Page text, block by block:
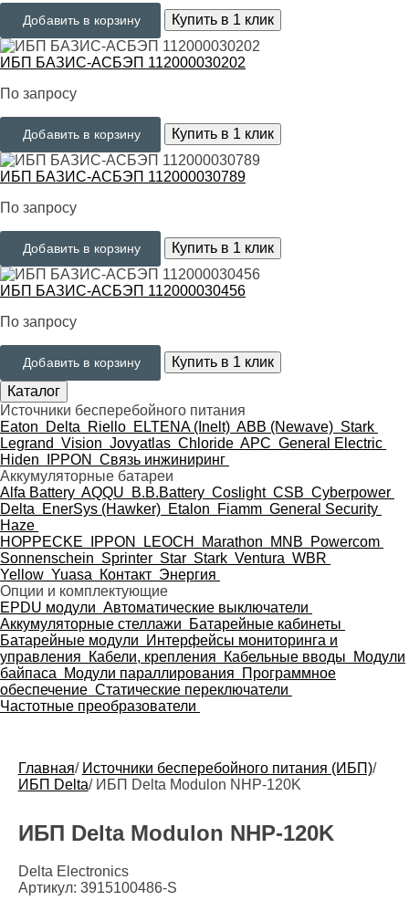
Добавить в корзину Купить в 1 клик
ИБП БАЗИС-АСБЭП 112000030202
По запросу
Добавить в корзину Купить в 1 клик
ИБП БАЗИС-АСБЭП 112000030789
По запросу
Добавить в корзину Купить в 1 клик
ИБП БАЗИС-АСБЭП 112000030456
По запросу
Добавить в корзину
Купить в 1 клик
Каталог
Источники бесперебойного питания
Eaton
Delta Riello ELTENA (Inelt) ABB (Newave) Stark
Legrand Vision Jovyatlas Chloride APC General Electric
Hiden
IPPON
Связь инжиниринг
Аккумуляторные батареи
Alfa Battery AQQU B.B.Battery Coslight CSB Cyberpower
Delta
EnerSys (Hawker) Etalon Fiamm General Security
Haze
HOPPECKE
IPPON LEOCH Marathon MNB
Powercom
Sonnenschein Sprinter Star Stark Ventura WBR
Yellow Yuasa Контакт Энергия
Опции и комплектующие
EPDU модули Автоматические выключатели
Аккумуляторные стеллажи
Батарейные кабинеты
Батарейные модули
Интерфейсы мониторинга и
управления
Кабели, крепления Кабельные вводы
Модули
байпаса
Модули параллирования
Программное
обеспечение Статические переключатели
Частотные преобразователи
Главная/ Источники бесперебойного питания (ИБП)/
ИБП Delta/ ИБП Delta Modulon NHP-120K
ИБП Delta Modulon NHP-120K
Delta Electronics
Артикул: 3915100486-S